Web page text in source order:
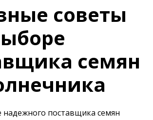
советы
семян
поставщика семян